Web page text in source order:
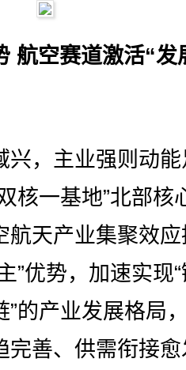
航空赛道激活“发
，主业强则动能
核一基地”北部核
航天产业集聚效
”优势，加速实现
”的产业发展格局
完善、供需衔接